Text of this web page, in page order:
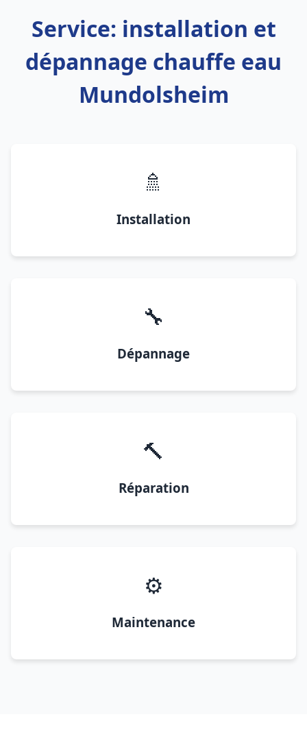
Service: installation et
dépannage chauffe eau
Mundolsheim
🚿
Installation
🔧
Dépannage
🔨
Réparation
⚙️
Maintenance